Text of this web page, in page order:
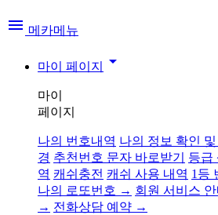
menu 메카메뉴
마이 페이지 arrow_drop_down
마이
페이지
나의 번호내역 나의 정보 확인 및
경 추천번호 문자 바로받기 등급
역 캐쉬충전 캐쉬 사용 내역 1등
나의 로또번호 → 회원 서비스
→ 전화상담 예약 →